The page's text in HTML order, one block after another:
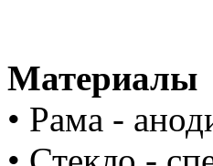
Материалы
• Рама -